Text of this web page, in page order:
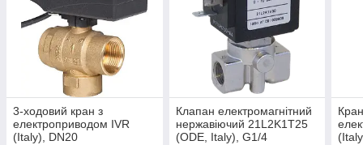
3-ходовий кран з
електроприводом IVR
(Italy), DN20
Клапан електромагнітний
нержавіючий 21L2K1T25
(ODE, Italy), G1/4